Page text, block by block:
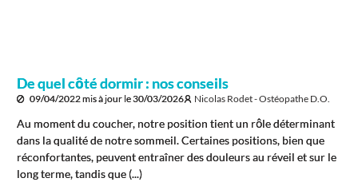
De quel côté dormir : nos conseils
09/04/2022mis à jour le30/03/2026 Nicolas Rodet - Ostéopathe D.O.
Au moment du coucher, notre position tient un rôle déterminant
dans la qualité de notre sommeil. Certaines positions, bien que
réconfortantes, peuvent entraîner des douleurs au réveil et sur le
long terme, tandis que (...)